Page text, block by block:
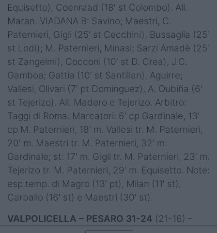
Equisetto), Coenraad (18′ st Colombo). All.
Maran. VIADANA B: Savino; Maestri, C.
Paternieri, Gigli (25′ st Cecchini), Bussaglia (25′
st Lodi); M. Paternieri, Minasi; Sarzi Amadè (25′
st Zangelmi), Cocconi (10′ st D. Crea), J.C.
Gamboa; Gattia (10′ st Santillan), Aguirre;
Vallesi, Olivari (7′ pt Dominguez), A. Oubiña (6′
st Tejerizo). All. Madero e Tejerizo. Arbitro:
Taggi di Roma. Marcatori: 6′ cp Gardinale, 13′
cp M. Paternieri, 18′ m. Vallesi tr. M. Paternieri,
20′ m. Maestri tr. M. Paternieri, 32′ m.
Gardinale; st: 17′ m. Gigli tr. M. Paternieri, 23′ m.
Tejerizo tr. M. Paternieri, 29′ m. Equisetto. Note:
esp.temp. di Magro (13′ pt), Milan (11′ st),
Carballo (16′ st) e Maestri (30′ st).
VALPOLICELLA – PESARO 31-24 (21-16) –